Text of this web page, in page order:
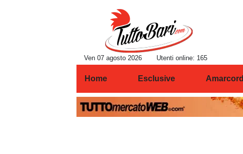
Ven 07 agosto 2026 Utenti online: 165
Home Esclusive Amarcord